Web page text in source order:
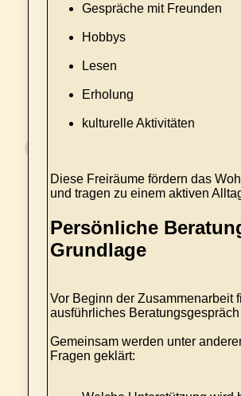
Gespräche mit Freunden
Hobbys
Lesen
Erholung
kulturelle Aktivitäten
Diese Freiräume fördern das
und tragen zu einem aktiven
Persönliche
Grundlage
Vor Beginn der Zusammenarbeit
ausführliches Beratungsgespräch
Gemeinsam werden unter
Fragen geklärt: